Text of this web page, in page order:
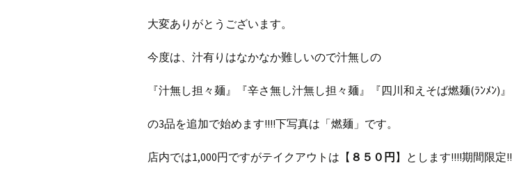
大変ありがとうございます。
今度は、汁有りはなかなか難しいので汁無しの
『汁無し担々麺』『辛さ無し汁無し担々麺』『四川和えそば燃麺(ﾗﾝﾒﾝ)』
の3品を追加で始めます!!!!下写真は「燃麺」です。
店内では1,000円ですがテイクアウトは【 ８５０円 】とします!!!!期間限定!!